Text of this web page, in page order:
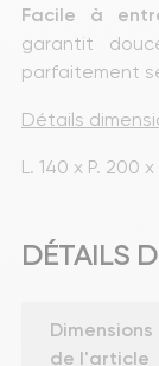
Facile à
garantit
parfaitement
Détails
L. 140 x P. 200 x
DÉTAILS
Dimensions
de l'article